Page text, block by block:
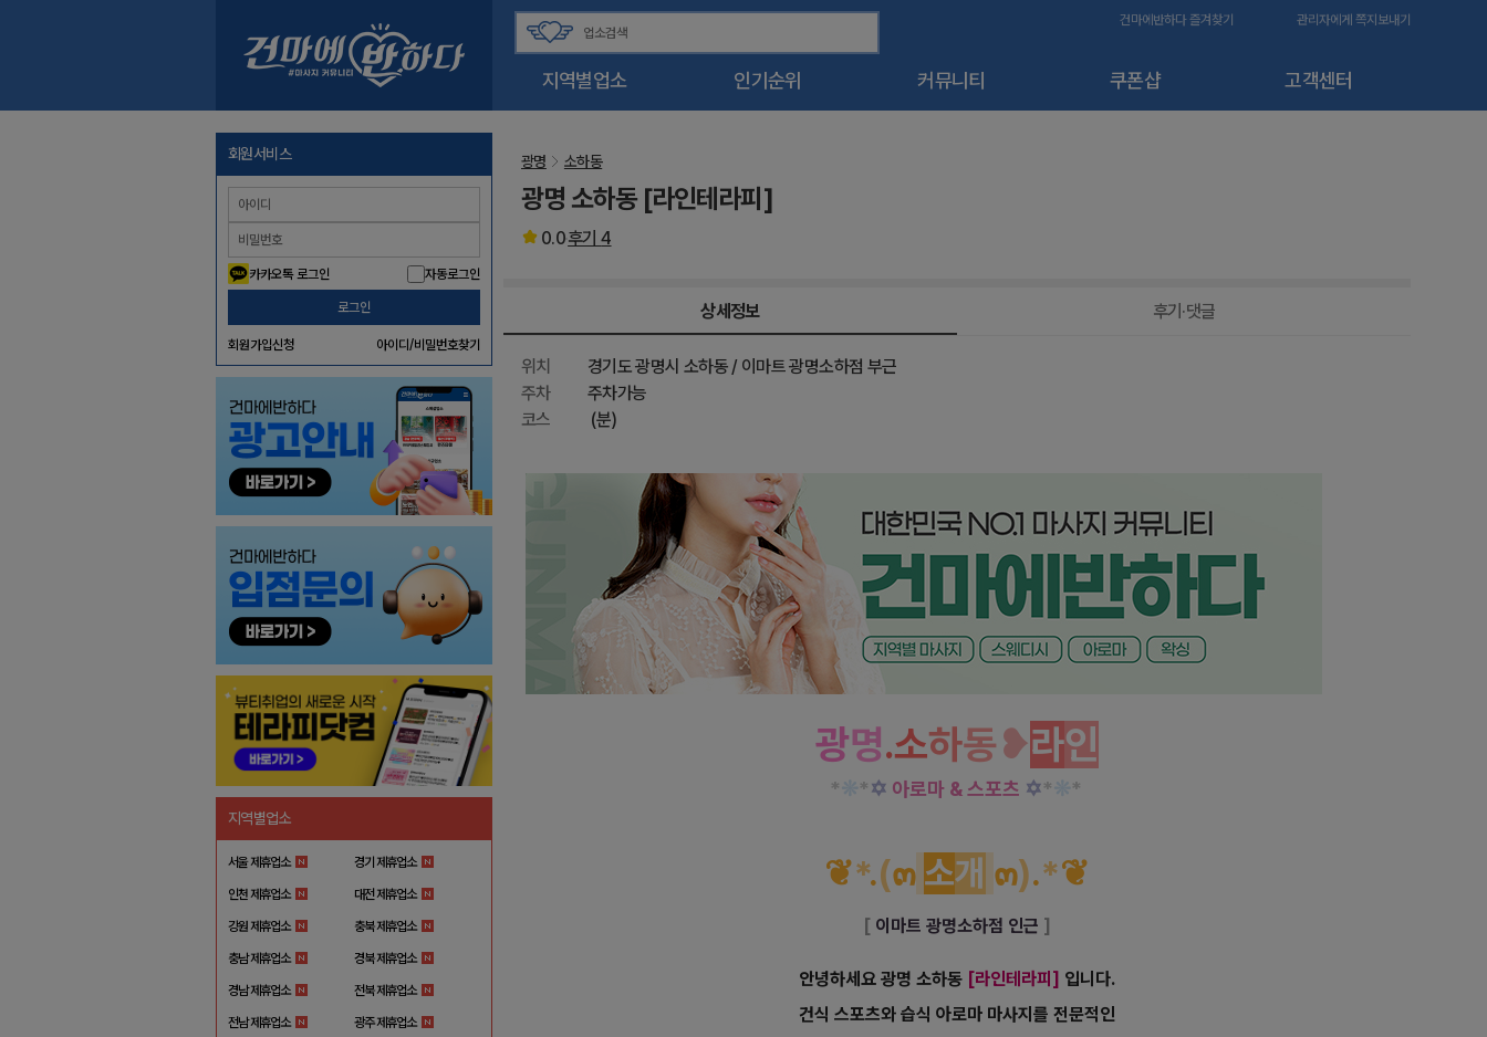
지역별업소 인기순위 커뮤니티 쿠폰샵 고객센터
건마에반하다 즐겨찾기 관리자에게 쪽지보내기
회원서비스
카카오톡 로그인 자동로그인
로그인
회원가입신청 아이디/비밀번호찾기
지역별업소
서울 제휴업소 경기 제휴업소
인천 제휴업소 대전 제휴업소
강원 제휴업소 충북 제휴업소
충남 제휴업소 경북 제휴업소
경남 제휴업소 전북 제휴업소
전남 제휴업소 광주 제휴업소
광명 소하동
광명 소하동 [라인테라피]
0.0후기4
상세정보 후기·댓글
위치
경기도 광명시 소하동 / 이마트 광명소하점 부근
주차
주차가능
코스
(분)
광명.소하동❥라인
* *✡ 아로마 & 스포츠 ✡* *
❦*.(๓ 소개 ๓).*❦
[ 이마트 광명소하점 인근 ]
안녕하세요 광명 소하동 [라인테라피 ] 입니다.
건식 스포츠와 습식 아로마 마사지를 전문적인